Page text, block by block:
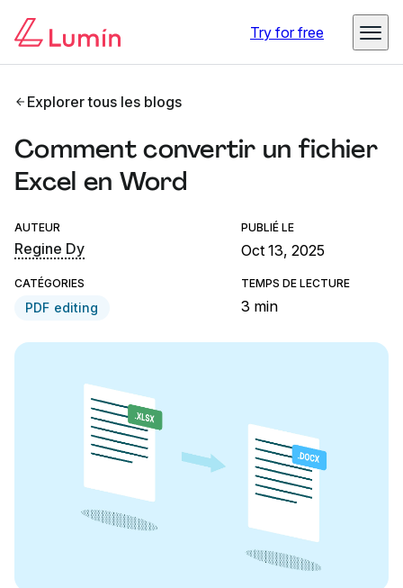
Try for free
Explorer tous les blogs
Comment convertir un fichier
Excel en Word
AUTEUR
Regine Dy
PUBLIÉ LE
Oct 13, 2025
CATÉGORIES
PDF editing
TEMPS DE LECTURE
3 min